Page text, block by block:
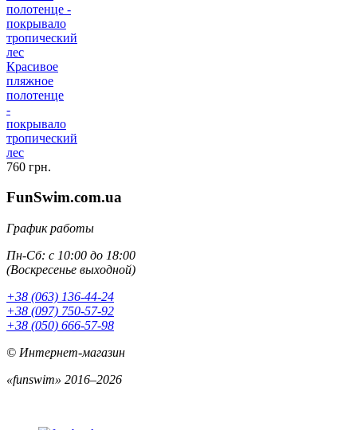
Красивое
пляжное
полотенце
-
покрывало
тропический
лес
760 грн.
FunSwim.com.ua
График работы
Пн-Сб: с 10:00 до 18:00
(Воскресенье выходной)
+38 (063) 136-44-24
+38 (097) 750-57-92
+38 (050) 666-57-98
© Интернет-магазин
«funswim» 2016–2026